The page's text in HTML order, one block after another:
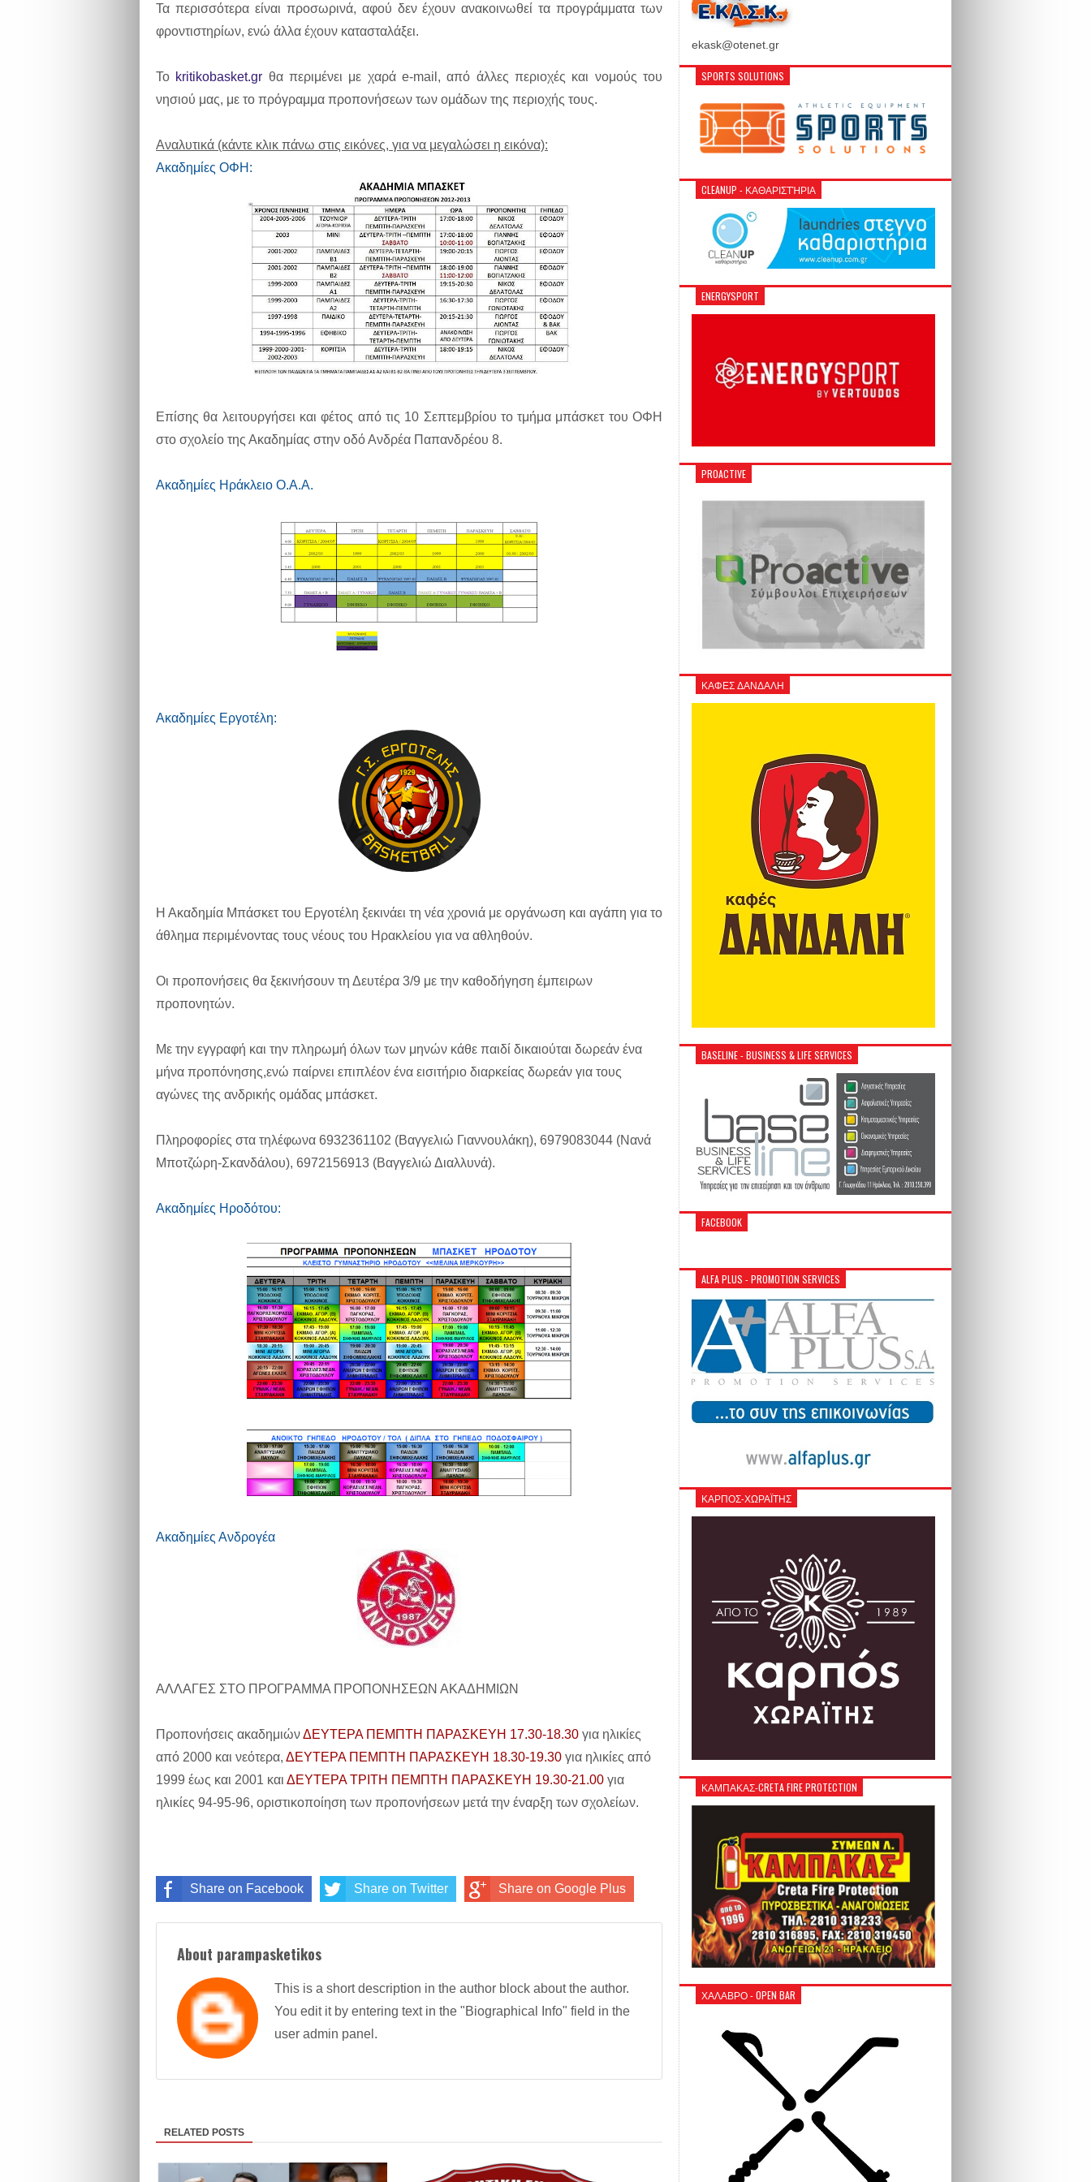
Τα περισσότερα είναι προσωρινά, αφού δεν έχουν ανακοινωθεί τα προγράμματα των
φροντιστηρίων, ενώ άλλα έχουν κατασταλάξει.
Το kritikobasket.gr θα περιμένει με χαρά e-mail, από άλλες περιοχές και νομούς του
νησιού μας, με το πρόγραμμα προπονήσεων των ομάδων της περιοχής τους.
Αναλυτικά (κάντε κλικ πάνω στις εικόνες, για να μεγαλώσει η εικόνα):
Ακαδημίες ΟΦΗ:
Επίσης θα λειτουργήσει και φέτος από τις 10 Σεπτεμβρίου το τμήμα μπάσκετ του ΟΦΗ
στο σχολείο της Ακαδημίας στην οδό Ανδρέα Παπανδρέου 8.
Ακαδημίες Ηράκλειο Ο.Α.Α.
Ακαδημίες Εργοτέλη:
Η Ακαδημία Μπάσκετ του Εργοτέλη ξεκινάει τη νέα χρονιά με οργάνωση και αγάπη για το
άθλημα περιμένοντας τους νέους του Ηρακλείου για να αθληθούν.
Οι προπονήσεις θα ξεκινήσουν τη Δευτέρα 3/9 με την καθοδήγηση έμπειρων
προπονητών.
Με την εγγραφή και την πληρωμή όλων των μηνών κάθε παιδί δικαιούται δωρεάν ένα
μήνα προπόνησης,ενώ παίρνει επιπλέον ένα εισιτήριο διαρκείας δωρεάν για τους
αγώνες της ανδρικής ομάδας μπάσκετ.
Πληροφορίες στα τηλέφωνα 6932361102 (Βαγγελιώ Γιαννουλάκη), 6979083044 (Νανά
Μποτζώρη-Σκανδάλου), 6972156913 (Βαγγελιώ Διαλλυνά).
Ακαδημίες Ηροδότου:
Ακαδημίες Ανδρογέα
ΑΛΛΑΓΕΣ ΣΤΟ ΠΡΟΓΡΑΜΜΑ ΠΡΟΠΟΝΗΣΕΩΝ ΑΚΑΔΗΜΙΩΝ
Προπονήσεις ακαδημιώνΔΕΥΤΕΡΑ ΠΕΜΠΤΗ ΠΑΡΑΣΚΕΥΗ 17.30-18.30 για ηλικίες
από 2000 και νεότερα, ΔΕΥΤΕΡΑ ΠΕΜΠΤΗ ΠΑΡΑΣΚΕΥΗ 18.30-19.30 για ηλικίες από
1999 έως και 2001 και ΔΕΥΤΕΡΑ ΤΡΙΤΗ ΠΕΜΠΤΗ ΠΑΡΑΣΚΕΥΗ 19.30-21.00 για
ηλικίες 94-95-96, οριστικοποίηση των προπονήσεων μετά την έναρξη των σχολείων.
Share on Facebook Share on Twitter Share on Google Plus
About parampasketikos
This is a short description in the author block about the author.
You edit it by entering text in the "Biographical Info" field in the
user admin panel.
RELATED POSTS
ekask@otenet.gr
SPORTS SOLUTIONS
CLEANUP - ΚΑΘΑΡΙΣΤΉΡΙΑ
ENERGYSPORT
PROACTIVE
ΚΑΦΕΣ ΔΑΝΔΑΛΗ
BASELINE - BUSINESS & LIFE SERVICES
FACEBOOK
ALFA PLUS - PROMOTION SERVICES
ΚΑΡΠΟΣ-ΧΩΡΑΪΤΗΣ
ΚΑΜΠΑΚΑΣ-CRETA FIRE PROTECTION
ΧΑΛΑΒΡΟ - OPEN BAR